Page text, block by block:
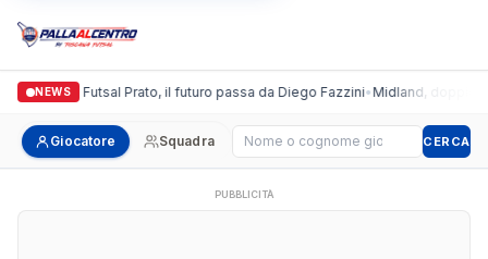
NEWS
Italgronda Futsal Prato, il futuro passa da Diego Fazzini•Midland, doppio
Giocatore Squadra Cerca giocatore CERCA
PUBBLICITÀ